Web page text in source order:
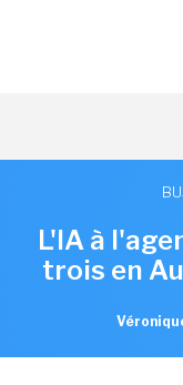
L'IA à
trois en